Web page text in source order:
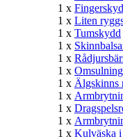
1 x
1 x Liten
1 x Tumskydd
1 x
1 x
1 x
1 x Älgskinns
1 x
1 x
1 x
1 x Kulväska i